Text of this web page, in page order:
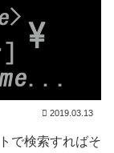
2019.03.13
で検索すればそ